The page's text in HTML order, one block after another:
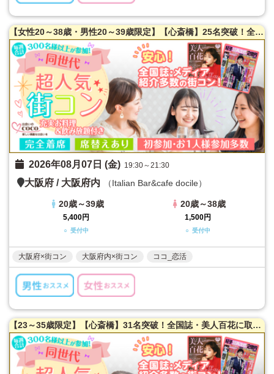
【女性20～38歳・男性20～39歳限定】【心斎橋】25名突破！全国誌・美人百花に取材を受けた大阪で一番出会える街コン☆高評価多数！隠れ家レストラン貸切☆お一人様参加多数！お料理はイタリアンコース料理！【カジュアルな雰囲気】LINE交換自由＆席がえあり！
2026年08月07日 (金) 19:30～21:30
大阪府 / 大阪府内 （Italian Bar&cafe docile）
20歳～39歳
5,400円
○ 受付中
20歳～38歳
1,500円
○ 受付中
大阪府×街コン 大阪府内×街コン ココ_恋活
【23～35歳限定】【心斎橋】31名突破！全国誌・美人百花に取材を受けた大阪で一番出会える街コン☆高評価多数！隠れ家レストラン貸切☆お一人様参加多数！お料理はイタリアンコース料理！【カジュアルな雰囲気】LINE交換自由＆席がえあり！